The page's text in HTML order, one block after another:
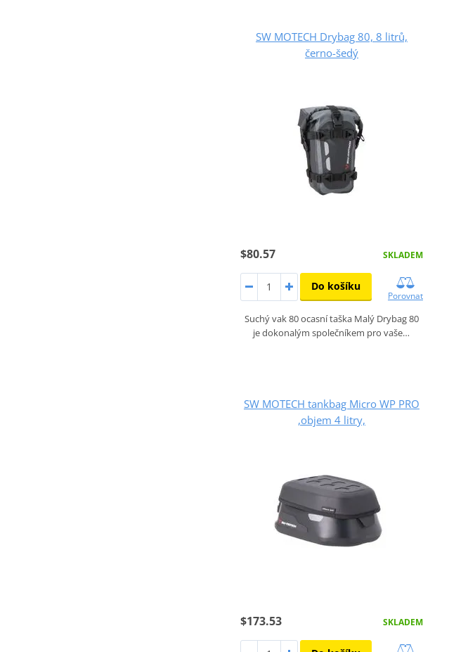
SW MOTECH Drybag 80, 8 litrů,
černo-šedý
$80.57 SKLADEM
Do košíku
Porovnat
Suchý vak 80 ocasní taška Malý Drybag 80
je dokonalým společníkem pro vaše…
SW MOTECH tankbag Micro WP PRO
,objem 4 litry,
$173.53 SKLADEM